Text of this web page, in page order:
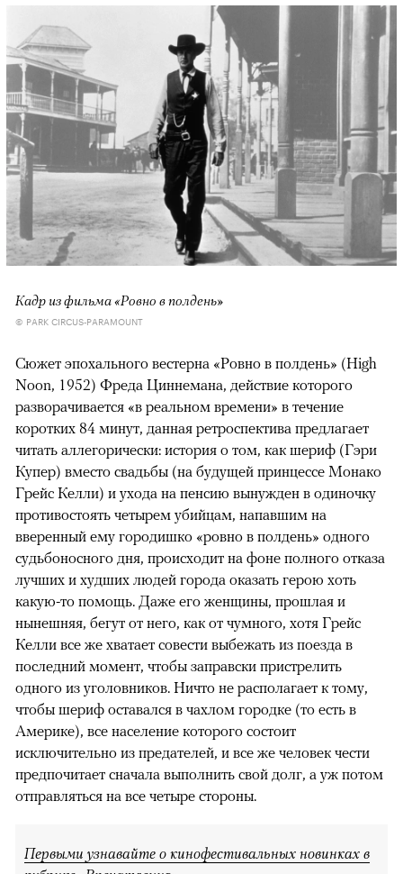
Кадр из фильма «Ровно в полдень»
© PARK CIRCUS-PARAMOUNT
Сюжет эпохального вестерна «Ровно в полдень» (High
Noon, 1952) Фреда Циннемана, действие которого
разворачивается «в реальном времени» в течение
коротких 84 минут, данная ретроспектива предлагает
читать аллегорически: история о том, как шериф (Гэри
Купер) вместо свадьбы (на будущей принцессе Монако
Грейс Келли) и ухода на пенсию вынужден в одиночку
противостоять четырем убийцам, напавшим на
вверенный ему городишко «ровно в полдень» одного
судьбоносного дня, происходит на фоне полного отказа
лучших и худших людей города оказать герою хоть
какую-то помощь. Даже его женщины, прошлая и
нынешняя, бегут от него, как от чумного, хотя Грейс
Келли все же хватает совести выбежать из поезда в
последний момент, чтобы заправски пристрелить
одного из уголовников. Ничто не располагает к тому,
чтобы шериф оставался в чахлом городке (то есть в
Америке), все население которого состоит
исключительно из предателей, и все же человек чести
предпочитает сначала выполнить свой долг, а уж потом
отправляться на все четыре стороны.
Первыми узнавайте о кинофестивальных новинках в